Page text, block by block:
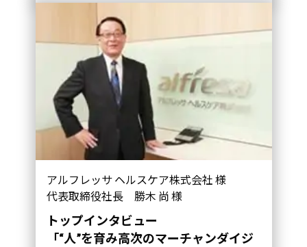
現」｜導入事例">
アルフレッサ ヘルスケア株式会社 様
代表取締役社長 勝木 尚 様
トップインタビュー
「“人”を育み高次のマーチャンダイジ